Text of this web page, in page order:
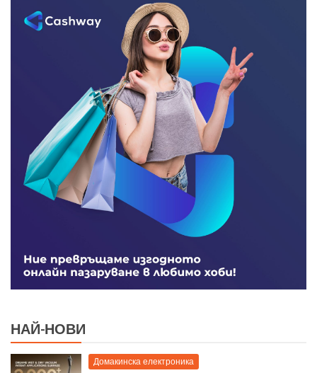
НАЙ-НОВИ
Домакинска електроника